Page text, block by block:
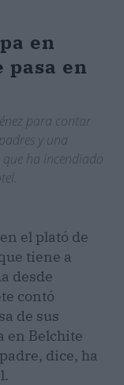
en
en
para contar
y una
ha incendiado
el plató de
tiene a
desde
contó
de sus
en Belchite
dice, ha